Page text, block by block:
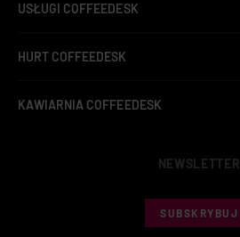
USŁUGI COFFEEDESK
HURT COFFEEDESK
KAWIARNIA COFFEEDESK
NEWSLETTER
SUBSKRYBUJ